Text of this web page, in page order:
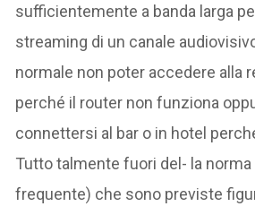
sufficientemente a banda larga
streaming di un canale
normale non poter accedere alla
perché il router non funziona
connettersi al bar o in hotel
Tutto talmente fuori del- la
frequente) che sono previste